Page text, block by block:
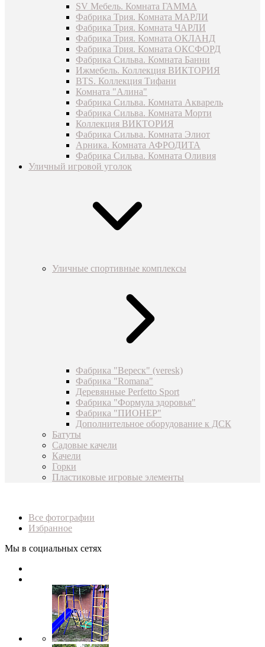
SV Мебель. Комната ГАММА
Фабрика Трия. Комната МАРЛИ
Фабрика Трия. Комната ЧАРЛИ
Фабрика Трия. Комната ОКЛАНД
Фабрика Трия. Комната ОКСФОРД
Фабрика Сильва. Комната Банни
Ижмебель. Коллекция ВИКТОРИЯ
BTS. Коллекция Тифани
Комната "Алина"
Фабрика Сильва. Комната Акварель
Фабрика Сильва. Комната Морти
Коллекция ВИКТОРИЯ
Фабрика Сильва. Комната Элиот
Арника. Комната АФРОДИТА
Фабрика Сильва. Комната Оливия
Уличный игровой уголок
Уличные спортивные комплексы
Фабрика "Вереск" (veresk)
Фабрика "Romana"
Деревянные Perfetto Sport
Фабрика "Формула здоровья"
Фабрика "ПИОНЕР"
Дополнительное оборудование к ДСК
Батуты
Садовые качели
Качели
Горки
Пластиковые игровые элементы
Все фотографии
Избранное
Мы в социальных сетях